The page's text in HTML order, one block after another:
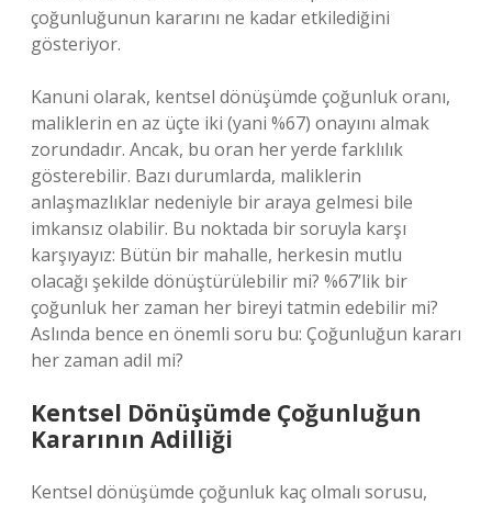
çoğunluğunun kararını ne kadar etkilediğini
gösteriyor.
Kanuni olarak, kentsel dönüşümde çoğunluk oranı,
maliklerin en az üçte iki (yani %67) onayını almak
zorundadır. Ancak, bu oran her yerde farklılık
gösterebilir. Bazı durumlarda, maliklerin
anlaşmazlıklar nedeniyle bir araya gelmesi bile
imkansız olabilir. Bu noktada bir soruyla karşı
karşıyayız: Bütün bir mahalle, herkesin mutlu
olacağı şekilde dönüştürülebilir mi? %67’lik bir
çoğunluk her zaman her bireyi tatmin edebilir mi?
Aslında bence en önemli soru bu: Çoğunluğun kararı
her zaman adil mi?
Kentsel Dönüşümde Çoğunluğun
Kararının Adilliği
Kentsel dönüşümde çoğunluk kaç olmalı sorusu,